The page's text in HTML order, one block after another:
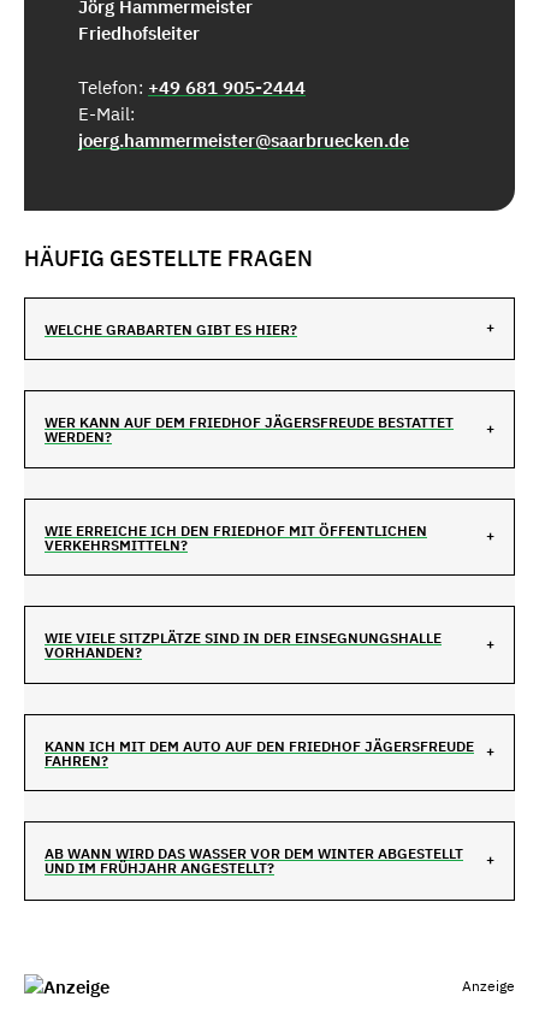
Jörg Hammermeister
Friedhofsleiter
Telefon: +49 681 905-2444
E-Mail:
joerg.hammermeister@saarbruecken.de
HÄUFIG GESTELLTE FRAGEN
WELCHE GRABARTEN GIBT ES HIER?
WER KANN AUF DEM FRIEDHOF JÄGERSFREUDE BESTATTET
WERDEN?
WIE ERREICHE ICH DEN FRIEDHOF MIT ÖFFENTLICHEN
VERKEHRSMITTELN?
WIE VIELE SITZPLÄTZE SIND IN DER EINSEGNUNGSHALLE
VORHANDEN?
KANN ICH MIT DEM AUTO AUF DEN FRIEDHOF JÄGERSFREUDE
FAHREN?
AB WANN WIRD DAS WASSER VOR DEM WINTER ABGESTELLT
UND IM FRÜHJAHR ANGESTELLT?
Anzeige